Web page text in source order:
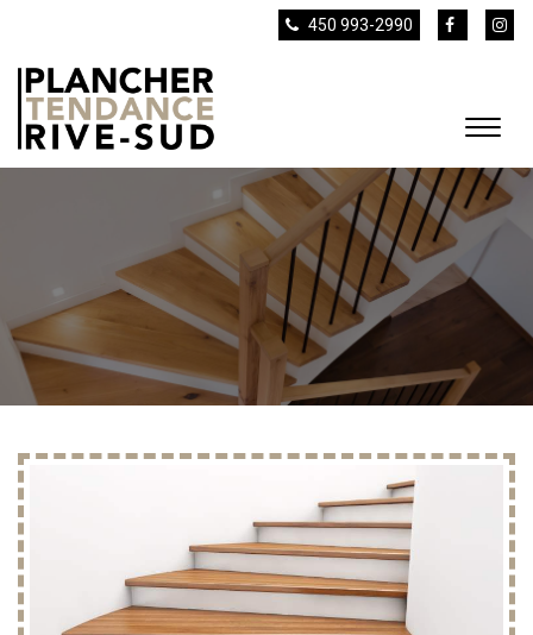
450 993-2990
Services Sablage d'escalier